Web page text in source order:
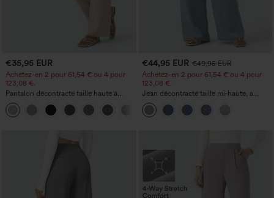
€35,95 EUR
Achetez-en 2 pour 61,54 € ou 4 pour
123,08 €.
Pantalon décontracté taille haute à
jambe droite, effet lin, avec poches
+5
€44,95 EUR €49,95 EUR
Achetez-en 2 pour 61,54 € ou 4 pour
123,08 €.
Jean décontracté taille mi‑haute, à
cordon de serrage, avec poches